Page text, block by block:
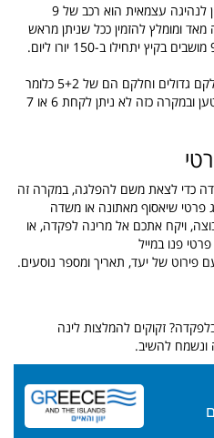
הרכב הגדול ביותר שניתן להשכיר ביוון לנהיגה עצמאית הוא רכב של 9
ומומלץ להזמין ככל שניתן מראש
על מנת להבטיח זמינות. מחירי רכב 9 מושבים בקיץ יתחילו ב-150 יורו ליום.
רכבים של 7 מושבים, יש לשים לב, חלקם גדולים וחלקם הם של 5+2 כלומר
שני מושבים באים על חשבון מקום מטען ובמקרה כזה לא ניתן לקחת 6 או 7
כדי לצאת משם להפלגה, במקרה זה
פרטי שיאסוף מאתונה או משדה
ויקח אתכם אל מרינה לפקדה, או
פנו במייל
פירוט של יעד, תאריך ומספר נוסעים.
זקוקים להמלצות לינה
ונשמח להשיב.